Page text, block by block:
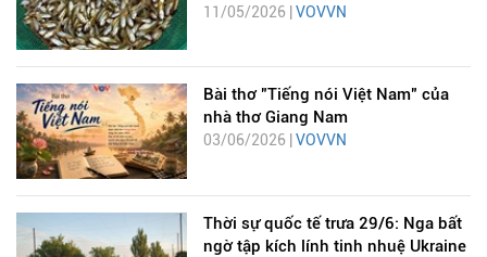
11/05/2026 |VOVVN
Bài thơ "Tiếng nói Việt Nam" của
nhà thơ Giang Nam
03/06/2026 | VOVVN
Thời sự quốc tế trưa 29/6: Nga bất
ngờ tập kích lính tinh nhuệ Ukraine